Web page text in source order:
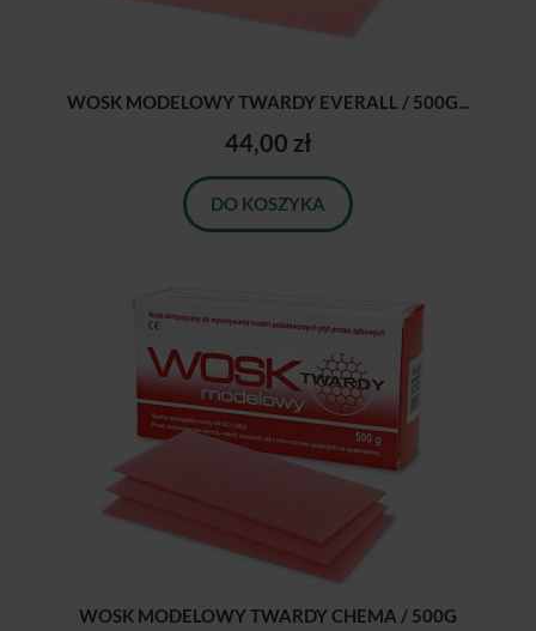
WOSK MODELOWY TWARDY EVERALL / 500G...
44,00 zł
DO KOSZYKA
WOSK MODELOWY TWARDY CHEMA / 500G